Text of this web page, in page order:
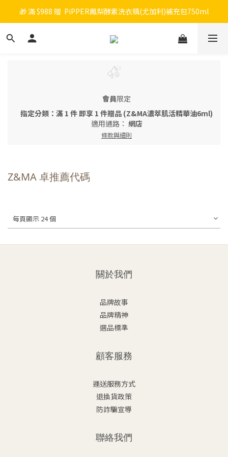
🎉 新會員註冊立即送 $200 購物金＋首購免運！
🎁 滿 $988 贈  PiPPER鳳梨酵素洗衣精(尤加利)補充包750ml
🧡 會員消費每 NT$100 累積 1 點，點數可折抵購物金！
會員限定
指定分類：滿 1 件 即享 1 件贈品 (Z&MA濃萃肌活精華油6ml)
適用通路： 網店
條款與細則
Z&MA 卓推薦代碼
每頁顯示 24 個
關於我們
品牌故事
品牌精神
選品標準
顧客服務
運送服務方式
退換貨政策
防詐騙宣導
聯絡我們